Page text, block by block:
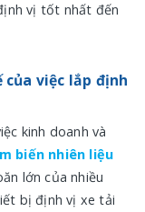
vị tốt nhất đến
việc lắp định
kinh doanh và
biến nhiên liệu
lớn của nhiều
bị định vị xe tải